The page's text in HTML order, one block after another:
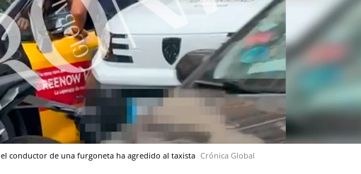
conductor de una furgoneta ha agredido al taxista Crónica Global